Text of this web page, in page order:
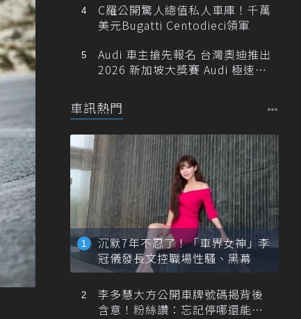
C羅公開驚人總值私人車庫！千萬
美元Bugatti Centodieci領軍
Audi 車主搶先報名 台灣奧迪推出
2026 新加坡大獎賽 Audi 極速之
車訊熱門
沉默7年不忍了！「車界女神」李
冠儀發長文控職場性騷、黑幕
李多慧大方公開車牌號碼揭背後
含意！粉絲讚：忘記停哪還能幫